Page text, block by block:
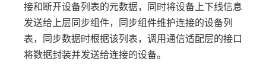
接和断开设备列表的元数据，同时将设备上下线信息
发送给上层同步组件，同步组件维护连接的设备列
表，同步数据时根据该列表，调用通信适配层的接口
将数据封装并发送给连接的设备。